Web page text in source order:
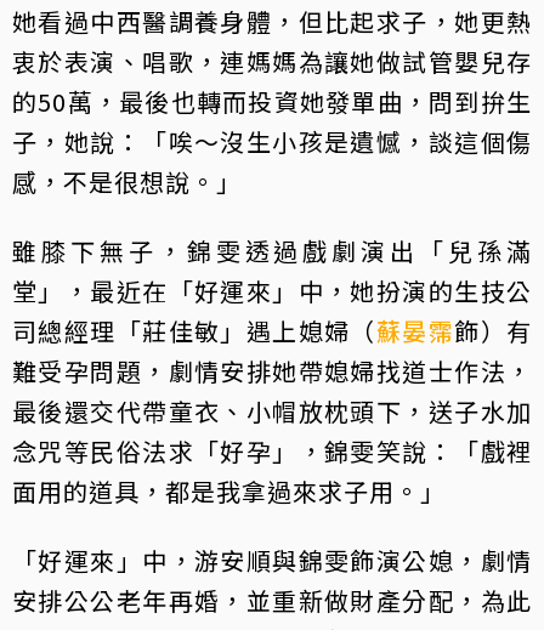
她看過中西醫調養身體，但比起求子，她更熱
衷於表演、唱歌，連媽媽為讓她做試管嬰兒存
的50萬，最後也轉而投資她發單曲，問到拚生
子，她說：「唉～沒生小孩是遺憾，談這個傷
感，不是很想說。」
雖膝下無子，錦雯透過戲劇演出「兒孫滿
堂」，最近在「好運來」中，她扮演的生技公
司總經理「莊佳敏」遇上媳婦（蘇晏霈飾）有
難受孕問題，劇情安排她帶媳婦找道士作法，
最後還交代帶童衣、小帽放枕頭下，送子水加
念咒等民俗法求「好孕」，錦雯笑說：「戲裡
面用的道具，都是我拿過來求子用。」
「好運來」中，游安順與錦雯飾演公媳，劇情
安排公公老年再婚，並重新做財產分配，為此